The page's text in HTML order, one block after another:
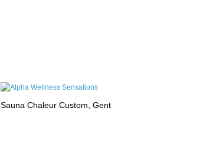
Sauna Chaleur Custom, Gent